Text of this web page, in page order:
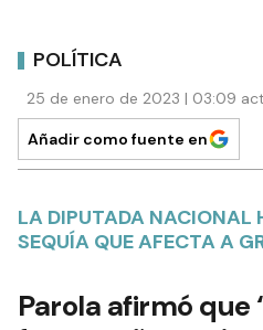
POLÍTICA
25 de enero de 2023 | 03:09
Añadir como fuente en
LA DIPUTADA NACIONAL
SEQUÍA QUE AFECTA A
Parola afirmó que